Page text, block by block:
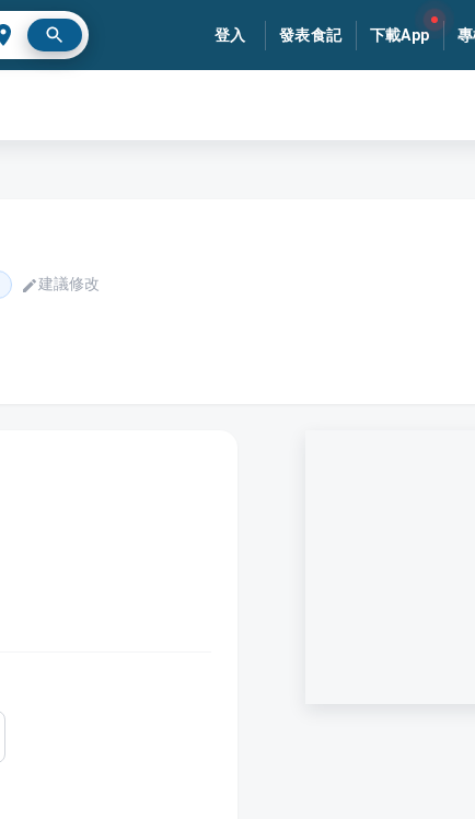
登入 發表食記 下載App
建議修改